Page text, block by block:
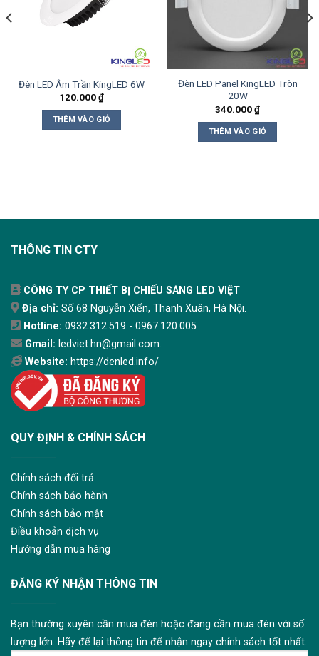
Đèn LED Âm Trần KingLED 6W
120.000₫
THÊM VÀO GIỎ
Đèn LED Panel KingLED Tròn
20W
340.000₫
THÊM VÀO GIỎ
THÔNG TIN CTY
CÔNG TY CP THIẾT BỊ CHIẾU SÁNG LED VIỆT
Địa chỉ: Số 68 Nguyễn Xiển, Thanh Xuân, Hà Nội.
Hotline: 0932.312.519 - 0967.120.005
Gmail: ledviet.hn@gmail.com.
Website: https://denled.info/
QUY ĐỊNH & CHÍNH SÁCH
Chính sách đổi trả
Chính sách bảo hành
Chính sách bảo mật
Điều khoản dịch vụ
Hướng dẫn mua hàng
ĐĂNG KÝ NHẬN THÔNG TIN
Bạn thường xuyên cần mua đèn hoặc đang cần mua đèn với số
lượng lớn. Hãy để lại thông tin để nhận ngay chính sách tốt nhất.